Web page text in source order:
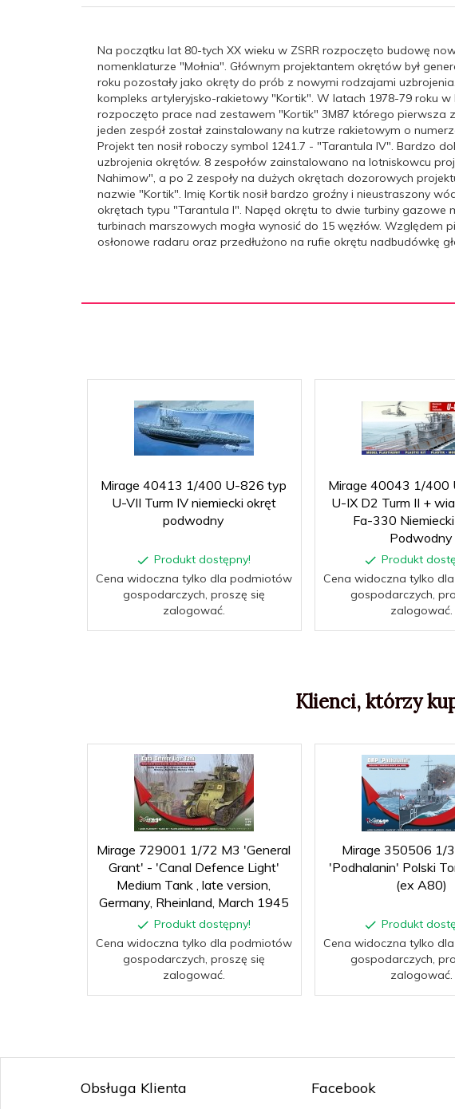
Na początku lat 80-tych XX wieku w ZSRR rozpoczęto budowę
nomenklaturze "Mołnia". Głównym projektantem okrętów był
roku pozostały jako okręty do prób z nowymi rodzajami
kompleks artyleryjsko-rakietowy "Kortik". W latach 1978-79 roku
rozpoczęto prace nad zestawem "Kortik" 3M87 którego pierwsza
jeden zespół został zainstalowany na kutrze rakietowym o
Projekt ten nosił roboczy symbol 1241.7 - "Tarantula IV". Bardzo
uzbrojenia okrętów. 8 zespołów zainstalowano na lotniskowcu
Nahimow", a po 2 zespoły na dużych okrętach dozorowych
nazwie "Kortik". Imię Kortik nosił bardzo groźny i nieustraszony
okrętach typu "Tarantula I". Napęd okrętu to dwie turbiny
turbinach marszowych mogła wynosić do 15 węzłów.
osłonowe radaru oraz przedłużono na rufie okrętu nadbudówkę
Mirage 40413 1/400 U-826 typ
U-VII Turm IV niemiecki okręt
podwodny
Produkt dostępny!
Cena widoczna tylko dla podmiotów
gospodarczych, proszę się
zalogować.
Mirage 40043 1/400
U-IX D2 Turm II +
Fa-330
Podwodny
Produkt
Cena widoczna tylko
gospodarczych,
zalogować.
Klienci, którzy
Mirage 729001 1/72 M3 'General
Grant' - 'Canal Defence Light'
Medium Tank , late version,
Germany, Rheinland, March 1945
Produkt dostępny!
Cena widoczna tylko dla podmiotów
gospodarczych, proszę się
zalogować.
Mirage 350506 1/
'Podhalanin' Polski
(ex A80)
Produkt
Cena widoczna tylko
gospodarczych,
zalogować.
Obsługa Klienta Facebook